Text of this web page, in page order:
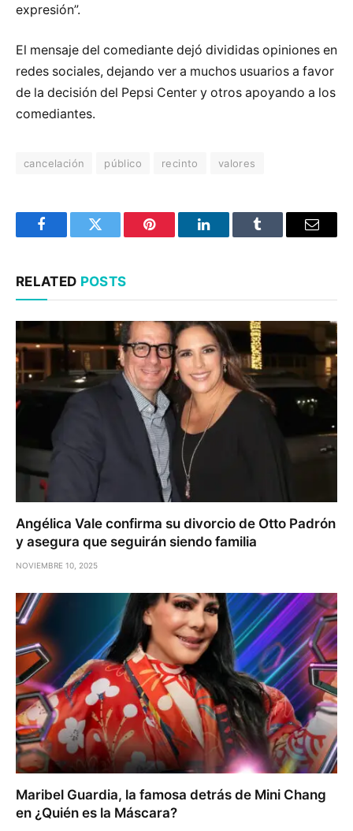
expresión”.
El mensaje del comediante dejó divididas opiniones en
redes sociales, dejando ver a muchos usuarios a favor
de la decisión del Pepsi Center y otros apoyando a los
comediantes.
cancelación público recinto valores
FacebookTwitter Pinterest LinkedInTumblr Email
RELATED POSTS
Angélica Vale confirma su divorcio de Otto Padrón
y asegura que seguirán siendo familia
NOVIEMBRE 10, 2025
Maribel Guardia, la famosa detrás de Mini Chang
en ¿Quién es la Máscara?